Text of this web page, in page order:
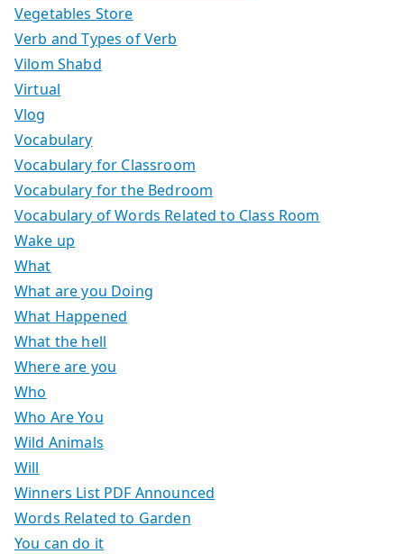
Vegetables Store
Verb and Types of Verb
Vilom Shabd
Virtual
Vlog
Vocabulary
Vocabulary for Classroom
Vocabulary for the Bedroom
Vocabulary of Words Related to Class Room
Wake up
What
What are you Doing
What Happened
What the hell
Where are you
Who
Who Are You
Wild Animals
Will
Winners List PDF Announced
Words Related to Garden
You can do it